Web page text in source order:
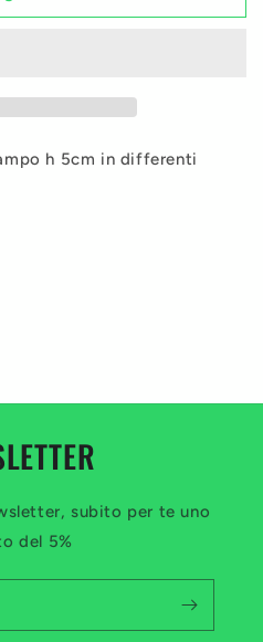
h 5cm in differenti
subito per te uno
del 5%